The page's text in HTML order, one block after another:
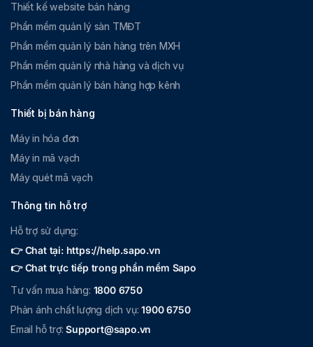
Thiết kế website bán hàng
Phần mềm quản lý sàn TMĐT
Phần mềm quản lý bán hàng trên MXH
Phần mềm quản lý nhà hàng và dịch vụ
Phần mềm quản lý bán hàng hợp kênh
Thiết bị bán hàng
Máy in hóa đơn
Máy in mã vạch
Máy quét mã vạch
Thông tin hỗ trợ
Hỗ trợ sử dụng:
👉 Chat tại: https://help.sapo.vn
👉 Chat trực tiếp trong phần mềm Sapo
Tư vấn mua hàng: 1800 6750
Phản ánh chất lượng dịch vụ:1900 6750
Email hỗ trợ:Support@sapo.vn